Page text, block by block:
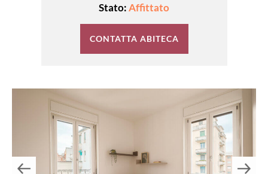
Stato:Affittato
CONTATTA ABITECA